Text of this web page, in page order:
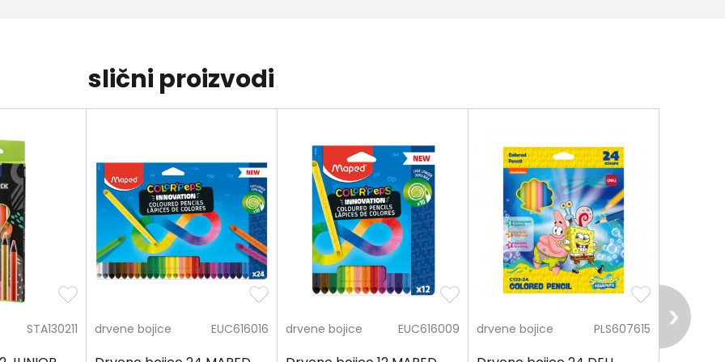
slični proizvodi
STA130211 drvene bojice EUC616016 drvene bojice EUC616009 drvene bojice PLS607615 drvene